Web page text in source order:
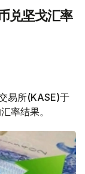
兑坚戈汇率
易所(KASE)于
率结果。